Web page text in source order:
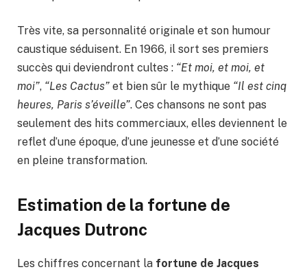
Très vite, sa personnalité originale et son humour
caustique séduisent. En 1966, il sort ses premiers
succès qui deviendront cultes : “Et moi, et moi, et
moi”, “Les Cactus” et bien sûr le mythique “Il est cinq
heures, Paris s’éveille”. Ces chansons ne sont pas
seulement des hits commerciaux, elles deviennent le
reflet d’une époque, d’une jeunesse et d’une société
en pleine transformation.
Estimation de la fortune de
Jacques Dutronc
Les chiffres concernant la fortune de Jacques